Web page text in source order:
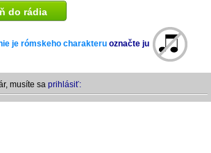
do rádia
je rómskeho charakteru označte ju
musíte sa prihlásiť: